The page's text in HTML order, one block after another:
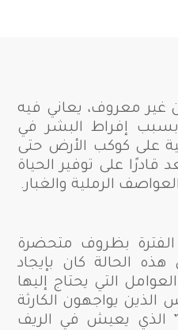
غير معروف، يعاني فيه
بسبب إفراط البشر في
على كوكب الأرض حتى
قادرًا على توفير الحياة
الرملية والغبار.
بظروف متحضرة
الحالة كان بإيجاد
التي يحتاج إليها
الذين يواجهون الكارثة
الذي يعيش في الريف